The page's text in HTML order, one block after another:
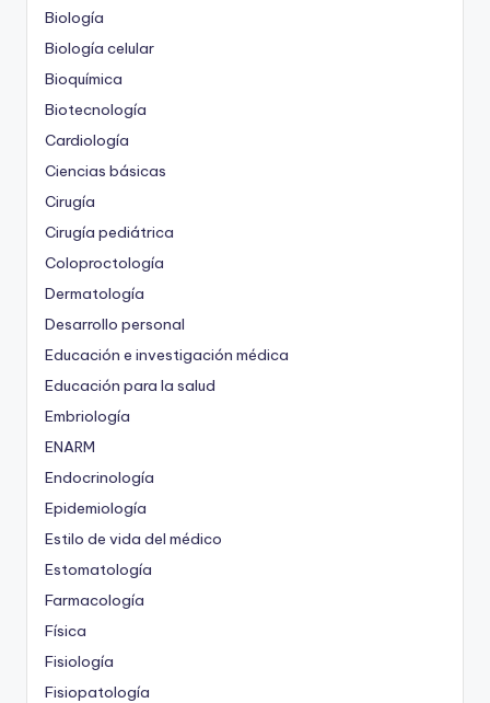
Biología
Biología celular
Bioquímica
Biotecnología
Cardiología
Ciencias básicas
Cirugía
Cirugía pediátrica
Coloproctología
Dermatología
Desarrollo personal
Educación e investigación médica
Educación para la salud
Embriología
ENARM
Endocrinología
Epidemiología
Estilo de vida del médico
Estomatología
Farmacología
Física
Fisiología
Fisiopatología